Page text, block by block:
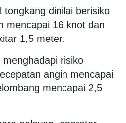
tongkang dinilai berisiko
mencapai 16 knot dan
1,5 meter.
risiko
angin mencapai
mencapai 2,5